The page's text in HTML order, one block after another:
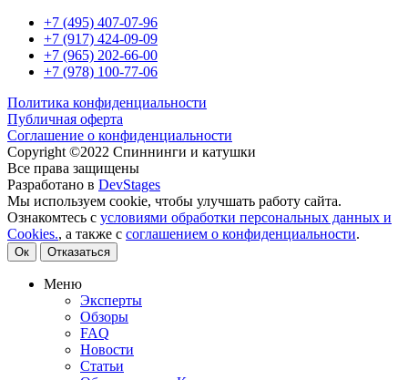
+7 (495) 407-07-96
+7 (917) 424-09-09
+7 (965) 202-66-00
+7 (978) 100-77-06
Политика конфиденциальности
Публичная оферта
Соглашение о конфиденциальности
Copyright ©2022 Спиннинги и катушки
Все права защищены
Разработано в DevStages
Мы используем cookie, чтобы улучшать работу сайта.
Ознакомтесь с условиями обработки персональных данных и
Cookies., а также с соглашением о конфиденциальности.
Ок Отказаться
Меню
Эксперты
Обзоры
FAQ
Новости
Статьи